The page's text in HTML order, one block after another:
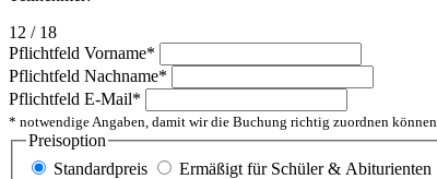
12 / 18
Pflichtfeld Vorname*
Pflichtfeld Nachname*
Pflichtfeld E-Mail*
* notwendige Angaben, damit wir die Buchung richtig zuordnen können
Preisoption
Standardpreis
Ermäßigt für Schüler & Abiturienten